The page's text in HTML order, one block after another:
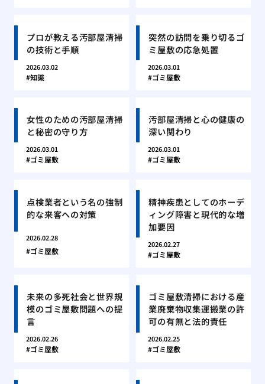
プロが教える汚部屋清掃
の技術と手順
2026.03.02
知識
突然の訪問を乗り切るゴ
ミ屋敷の応急処置
2026.03.01
ゴミ屋敷
女性のための汚部屋清掃
と秘密の守り方
2026.03.01
ゴミ屋敷
汚部屋清掃と心の健康の
深い関わり
2026.03.01
ゴミ屋敷
点検業者という名の強制
的な来客への対策
2026.02.28
ゴミ屋敷
精神疾患としてのホーデ
ィング障害と現代的な増
加要因
2026.02.27
ゴミ屋敷
未来の多死社会と世界規
模のゴミ屋敷問題への提
言
2026.02.26
ゴミ屋敷
ゴミ屋敷清掃における産
業廃棄物収集運搬業の許
可の有無と法的責任
2026.02.25
ゴミ屋敷